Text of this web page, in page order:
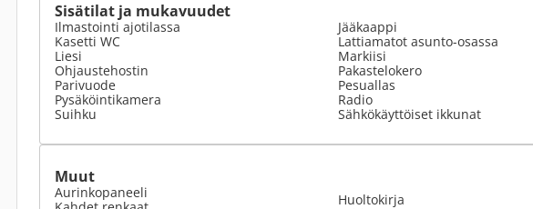
Sisätilat ja mukavuudet
Ilmastointi ajotilassa
Kasetti WC
Liesi
Ohjaustehostin
Parivuode
Pysäköintikamera
Suihku
Jääkaappi
Lattiamatot asunto-osassa
Markiisi
Pakastelokero
Pesuallas
Radio
Sähkökäyttöiset ikkunat
Muut
Aurinkopaneeli
Huoltokirja